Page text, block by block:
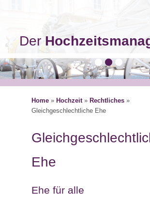
Der
Home » Hochzeit » Rechtliches »
Gleichgeschlechtliche Ehe
Ehe
Ehe für alle